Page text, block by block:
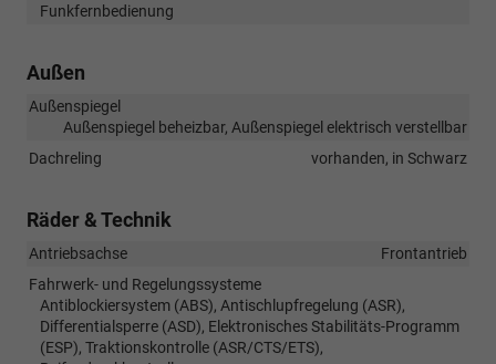
Funkfernbedienung
Außen
Außenspiegel
Außenspiegel beheizbar, Außenspiegel elektrisch verstellbar
Dachreling
vorhanden, in Schwarz
Räder & Technik
Antriebsachse
Frontantrieb
Fahrwerk- und Regelungssysteme
Antiblockiersystem (ABS), Antischlupfregelung (ASR),
Differentialsperre (ASD), Elektronisches Stabilitäts-Programm
(ESP), Traktionskontrolle (ASR/CTS/ETS),